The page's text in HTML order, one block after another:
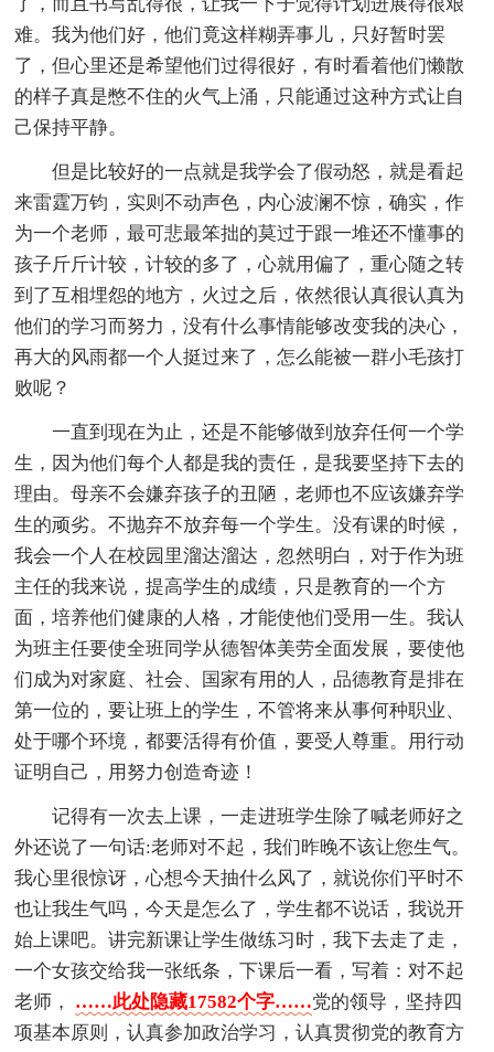
难。我为他们好，他们竟这样糊弄事儿，只好暂时罢
了，但心里还是希望他们过得很好，有时看着他们懒散
的样子真是憋不住的火气上涌，只能通过这种方式让自
己保持平静。
但是比较好的一点就是我学会了假动怒，就是看起
来雷霆万钧，实则不动声色，内心波澜不惊，确实，作
为一个老师，最可悲最笨拙的莫过于跟一堆还不懂事的
孩子斤斤计较，计较的多了，心就用偏了，重心随之转
到了互相埋怨的地方，火过之后，依然很认真很认真为
他们的学习而努力，没有什么事情能够改变我的决心，
再大的风雨都一个人挺过来了，怎么能被一群小毛孩打
败呢？
一直到现在为止，还是不能够做到放弃任何一个学
生，因为他们每个人都是我的责任，是我要坚持下去的
理由。母亲不会嫌弃孩子的丑陋，老师也不应该嫌弃学
生的顽劣。不抛弃不放弃每一个学生。没有课的时候，
我会一个人在校园里溜达溜达，忽然明白，对于作为班
主任的我来说，提高学生的成绩，只是教育的一个方
面，培养他们健康的人格，才能使他们受用一生。我认
为班主任要使全班同学从德智体美劳全面发展，要使他
们成为对家庭、社会、国家有用的人，品德教育是排在
第一位的，要让班上的学生，不管将来从事何种职业、
处于哪个环境，都要活得有价值，要受人尊重。用行动
证明自己，用努力创造奇迹！
记得有一次去上课，一走进班学生除了喊老师好之
外还说了一句话:老师对不起，我们昨晚不该让您生气。
我心里很惊讶，心想今天抽什么风了，就说你们平时不
也让我生气吗，今天是怎么了，学生都不说话，我说开
始上课吧。讲完新课让学生做练习时，我下去走了走，
一个女孩交给我一张纸条，下课后一看，写着：对不起
老师， ……此处隐藏17582个字……党的领导，坚持四
项基本原则，认真参加政治学习，认真贯彻党的教育方